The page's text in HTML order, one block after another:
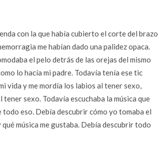
con la que había cubierto el corte del brazo
me habían dado una palidez opaca.
el pelo detrás de las orejas del mismo
lo hacía mi padre. Todavía tenía ese tic
vida y me mordía los labios al tener sexo,
sexo. Todavía escuchaba la música que
eso. Debía descubrir cómo yo tomaba el
música me gustaba. Debía descubrir todo